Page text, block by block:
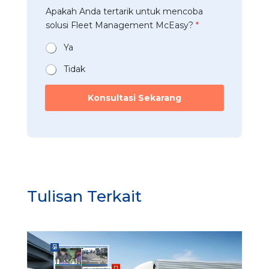
a
n
*
r
i
a
t
n
Apakah Anda tertarik untuk mencoba
solusi Fleet Management McEasy? *
Ya
Tidak
Konsultasi Sekarang
Tulisan Terkait